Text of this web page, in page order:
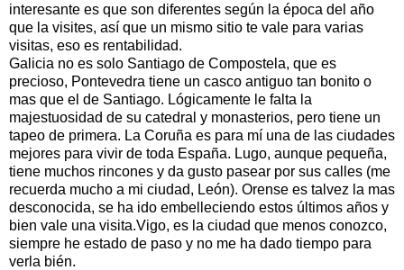
interesante es que son diferentes según la época del año
que la visites, así que un mismo sitio te vale para varias
visitas, eso es rentabilidad.
Galicia no es solo Santiago de Compostela, que es
precioso, Pontevedra tiene un casco antiguo tan bonito o
mas que el de Santiago. Lógicamente le falta la
majestuosidad de su catedral y monasterios, pero tiene un
tapeo de primera. La Coruña es para mí una de las ciudades
mejores para vivir de toda España. Lugo, aunque pequeña,
tiene muchos rincones y da gusto pasear por sus calles (me
recuerda mucho a mi ciudad, León). Orense es talvez la mas
desconocida, se ha ido embelleciendo estos últimos años y
bien vale una visita.Vigo, es la ciudad que menos conozco,
siempre he estado de paso y no me ha dado tiempo para
verla bién.